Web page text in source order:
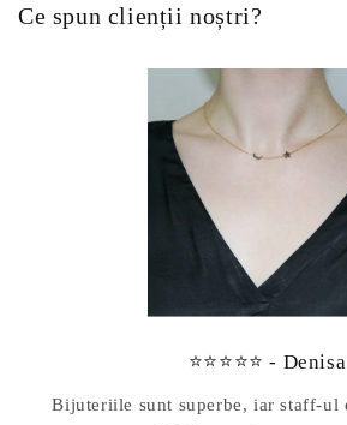
Ce spun clienții noștri?
⭐⭐⭐⭐⭐ -
Bijuteriile sunt superbe, iar staff-ul